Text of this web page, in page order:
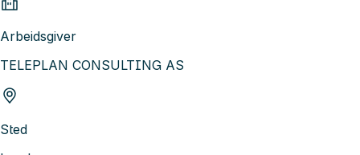
Arbeidsgiver
TELEPLAN CONSULTING AS
Sted